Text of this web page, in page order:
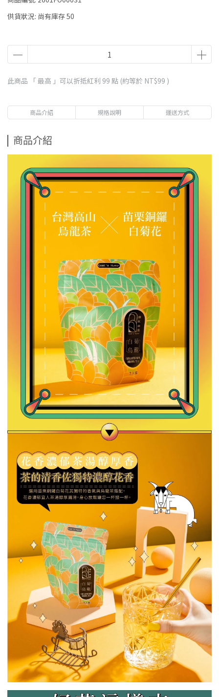
供貨狀況: 尚有庫存 50
此商品 「 最高 」可以折抵紅利 99 點 (約等於 NT$99 )
商品介紹 規格說明 運送方式
商品介紹